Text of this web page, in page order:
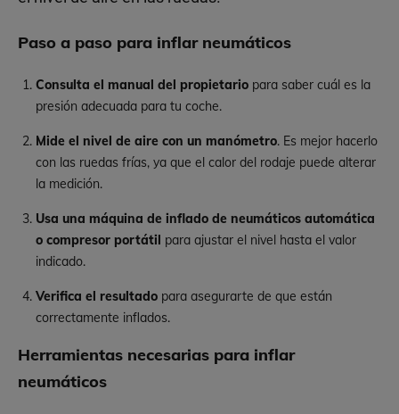
Paso a paso para inflar neumáticos
Consulta el manual del propietario para saber cuál es la
presión adecuada para tu coche.
Mide el nivel de aire con un manómetro. Es mejor hacerlo
con las ruedas frías, ya que el calor del rodaje puede alterar
la medición.
Usa una máquina de inflado de neumáticos automática
o compresor portátil para ajustar el nivel hasta el valor
indicado.
Verifica el resultado para asegurarte de que están
correctamente inflados.
Herramientas necesarias para inflar
neumáticos